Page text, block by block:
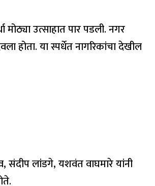
मोठ्या उत्साहात पार पडली. नगर
होता. या स्पर्धेत नागरिकांचा देखील
संदीप लांडगे, यशवंत वाघमारे यांनी